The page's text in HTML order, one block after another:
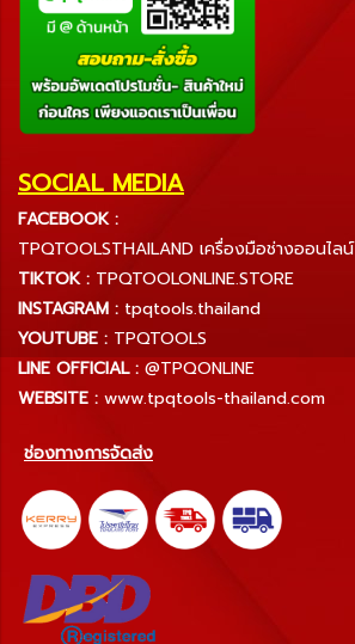
SOCIAL MEDIA
FACEBOOK :
TPQTOOLSTHAILAND เครื่องมือช่างออนไลน์
TIKTOK : TPQTOOLONLINE.STORE
INSTAGRAM : tpqtools.thailand
YOUTUBE : TPQTOOLS
LINE OFFICIAL : @TPQONLINE
WEBSITE : www.tpqtools-thailand.com
ช่องทางการจัดส่ง